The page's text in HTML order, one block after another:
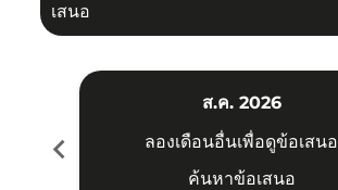
เสนอ
chevron_left
ส.ค. 2026
ลองเดือนอื่นเพื่อดูข้อเสนอ
ค้นหาข้อเสนอ